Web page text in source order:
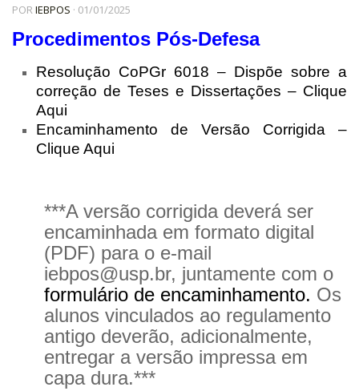
Institucional
60 Anos
Paralelos 22
Pesquisa
Pesquisador Colaborador
Pró-Reitoria de Pesquisa e Inovação
LABIEB
Extensão
Cursos
Criação de Curso
Isenção
PORIEBPOS · 01/01/2025
Procedimentos Pós-Defesa
Resolução CoPGr 6018 – Dispõe sobre a
correção de Teses e Dissertações – Clique
Aqui
Encaminhamento de Versão Corrigida –
Clique Aqui
***A versão corrigida deverá ser
encaminhada em formato digital
(PDF) para o e-mail
iebpos@usp.br, juntamente com o
formulário de encaminhamento. Os
alunos vinculados ao regulamento
antigo deverão, adicionalmente,
entregar a versão impressa em
capa dura.***